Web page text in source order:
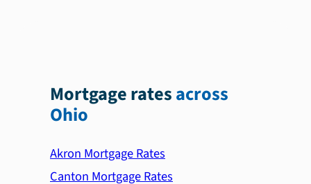
Mortgage ratesacross
Ohio
Akron Mortgage Rates
Canton Mortgage Rates